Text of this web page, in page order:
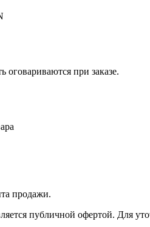
оговариваются при заказе.
продажи.
публичной офертой. Для